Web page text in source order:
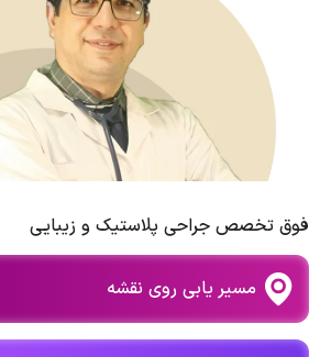
فوق تخصص جراحی پلاستیک و زیبایی
مسیر یابی روی نقشه